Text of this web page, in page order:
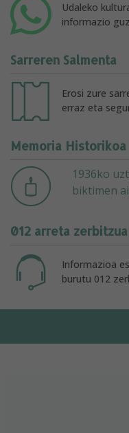
Udaleko
informazio
Sarreren Salmenta
Erosi zure
erraz eta
Memoria Historikoa
1936ko
biktimen
012 arreta zerbitzua
Informazioa
burutu 012